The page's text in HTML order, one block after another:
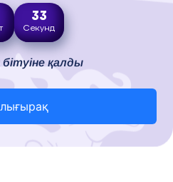
31
Секунд
бітуіне қалды